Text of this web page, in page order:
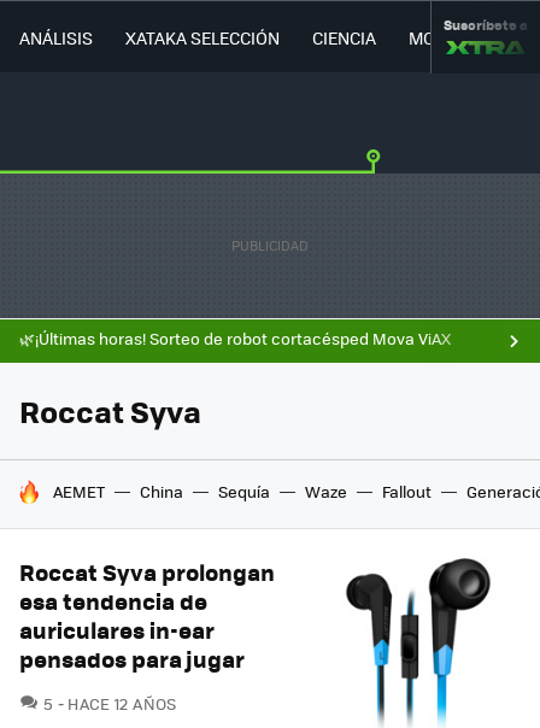
ANÁLISIS XATAKA SELECCIÓN CIENCIA MOVILIDAD
Suscríbete a
🌿¡Últimas horas! Sorteo de robot cortacésped Mova ViAX
Roccat Syva
HOY SE HABLA DE
AEMET China Sequía Waze Fallout
Roccat Syva prolongan
esa tendencia de
auriculares in-ear
pensados para jugar
5 COMENTARIOS
HACE 12 AÑOS